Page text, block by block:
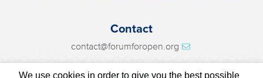
Contact
contact@forumforopen.org
Privacy policy
We use cookies in order to give you the best possible